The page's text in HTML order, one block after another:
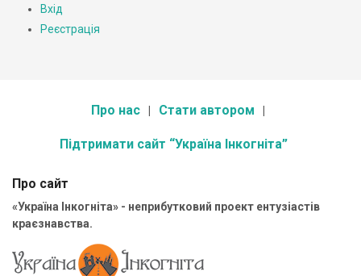
Вхід
Реєстрація
Про нас Стати автором
Підтримати сайт “Україна Інкогніта”
Про сайт
«Україна Інкогніта» - неприбутковий проект ентузіастів
краєзнавства.